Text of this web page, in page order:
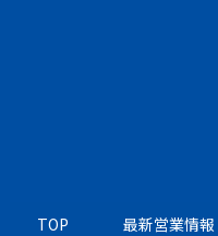
TOP 最新営業情報